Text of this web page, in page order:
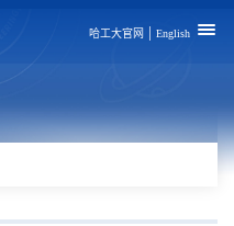
哈工大官网 English